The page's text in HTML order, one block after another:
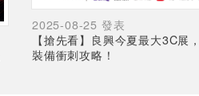
2025-08-25 發表
【搶先看】良興今夏最大3C展
裝備衝刺攻略！